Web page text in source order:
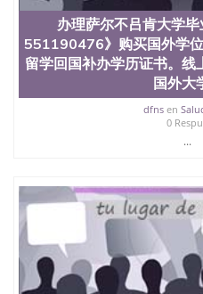
办理萨尔不吕肯大学
551190476》购买国外学
留学回国补办学历证书。
国外大
dfnsen
0
...